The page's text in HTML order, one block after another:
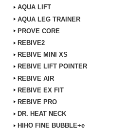
AQUA LIFT
AQUA LEG TRAINER
PROVE CORE
REBIVE2
REBIVE MINI XS
REBIVE LIFT POINTER
REBIVE AIR
REBIVE EX FIT
REBIVE PRO
DR. HEAT NECK
HIHO FINE BUBBLE+e